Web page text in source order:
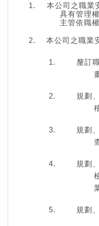
本公司之職業
具有管理
主管依職
本公司之職業
釐訂
規劃
規劃
規劃
規劃